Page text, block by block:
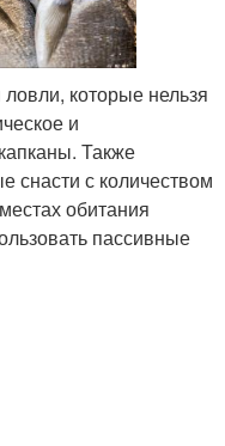
которые нельзя
и
Также
снасти с количеством
обитания
пассивные